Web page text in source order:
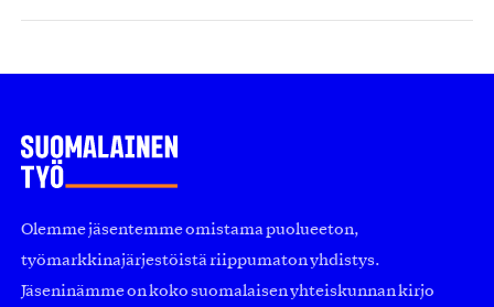
Olemme jäsentemme omistama puolueeton,
työmarkkinajärjestöistä riippumaton yhdistys.
Jäseninämme on koko suomalaisen yhteiskunnan kirjo